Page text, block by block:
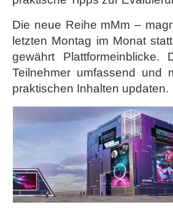
Die neue Reihe mMm –
letzten Montag im Monat
gewährt
Teilnehmer umfassend und
praktischen Inhalten updaten.